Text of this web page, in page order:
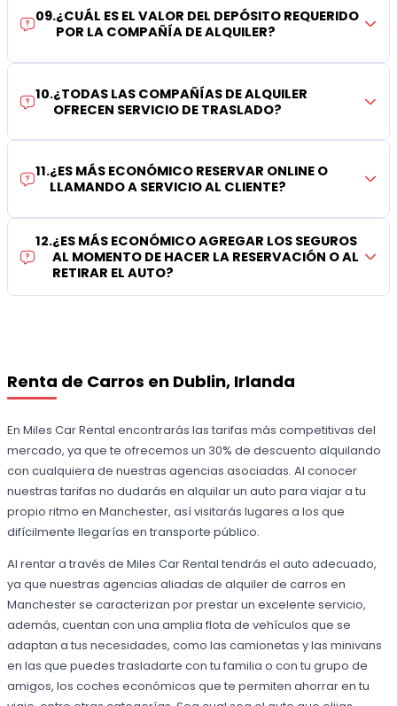
09.¿CUÁL ES EL VALOR DEL DEPÓSITO REQUERIDO
POR LA COMPAÑÍA DE ALQUILER?
10.¿TODAS LAS COMPAÑÍAS DE ALQUILER
OFRECEN SERVICIO DE TRASLADO?
11.¿ES MÁS ECONÓMICO RESERVAR ONLINE O
LLAMANDO A SERVICIO AL CLIENTE?
12.¿ES MÁS ECONÓMICO AGREGAR LOS SEGUROS
AL MOMENTO DE HACER LA RESERVACIÓN O AL
RETIRAR EL AUTO?
Renta de Carros en Dublin, Irlanda
En Miles Car Rental encontrarás las tarifas más competitivas del
mercado, ya que te ofrecemos un 30% de descuento alquilando
con cualquiera de nuestras agencias asociadas. Al conocer
nuestras tarifas no dudarás en alquilar un auto para viajar a tu
propio ritmo en Manchester, así visitarás lugares a los que
difícilmente llegarías en transporte público.
Al rentar a través de Miles Car Rental tendrás el auto adecuado,
ya que nuestras agencias aliadas de alquiler de carros en
Manchester se caracterizan por prestar un excelente servicio,
además, cuentan con una amplia flota de vehículos que se
adaptan a tus necesidades, como las camionetas y las minivans
en las que puedes trasladarte con tu familia o con tu grupo de
amigos, los coches económicos que te permiten ahorrar en tu